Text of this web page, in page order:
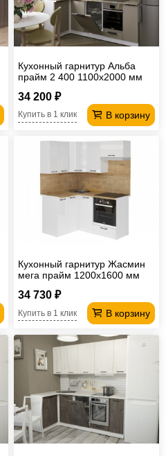
Кухонный гарнитур Альба
прайм 2 400 1100х2000 мм
34 200 ₽
В корзину
Купить в 1 клик
Кухонный гарнитур Жасмин
мега прайм 1200х1600 мм
34 730 ₽
В корзину
Купить в 1 клик